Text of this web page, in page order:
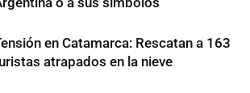
en Catamarca: Rescatan a 163
atrapados en la nieve